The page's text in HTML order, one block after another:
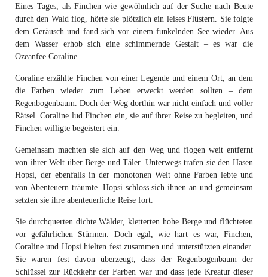
Eines Tages, als Finchen wie gewöhnlich auf der Suche nach Beute
durch den Wald flog, hörte sie plötzlich ein leises Flüstern. Sie folgte
dem Geräusch und fand sich vor einem funkelnden See wieder. Aus
dem Wasser erhob sich eine schimmernde Gestalt – es war die
Ozeanfee Coraline.
Coraline erzählte Finchen von einer Legende und einem Ort, an dem
die Farben wieder zum Leben erweckt werden sollten – dem
Regenbogenbaum. Doch der Weg dorthin war nicht einfach und voller
Rätsel. Coraline lud Finchen ein, sie auf ihrer Reise zu begleiten, und
Finchen willigte begeistert ein.
Gemeinsam machten sie sich auf den Weg und flogen weit entfernt
von ihrer Welt über Berge und Täler. Unterwegs trafen sie den Hasen
Hopsi, der ebenfalls in der monotonen Welt ohne Farben lebte und
von Abenteuern träumte. Hopsi schloss sich ihnen an und gemeinsam
setzten sie ihre abenteuerliche Reise fort.
Sie durchquerten dichte Wälder, kletterten hohe Berge und flüchteten
vor gefährlichen Stürmen. Doch egal, wie hart es war, Finchen,
Coraline und Hopsi hielten fest zusammen und unterstützten einander.
Sie waren fest davon überzeugt, dass der Regenbogenbaum der
Schlüssel zur Rückkehr der Farben war und dass jede Kreatur dieser